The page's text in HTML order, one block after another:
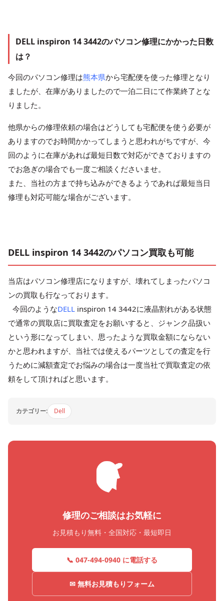
DELL inspiron 14 3442のパソコン修理にかかった日数
は？
今回のパソコン修理は熊本県から宅配便を使った修理となり
ましたが、在庫がありましたので一泊二日にて作業終了とな
りました。
他県からの修理依頼の場合はどうしても宅配便を使う必要が
ありますのでお時間かかってしまうと思われがちですが、今
回のように在庫があれば最短日数で対応ができておりますの
でお急ぎの場合でも一度ご相談くださいませ。
また、当社の方まで持ち込みができるようであれば最短当日
修理も対応可能な場合がございます。
DELL inspiron 14 3442のパソコン買取も可能
当店はパソコン修理店になりますが、壊れてしまったパソコ
ンの買取も行なっております。
今回のようなDELL inspiron 14 3442に液晶割れがある状態
で通常の買取店に買取査定をお願いすると、ジャンク品扱い
という形になってしまい、思ったような買取金額にならない
かと思われますが、当社では使えるパーツとしての査定を行
うために減額査定でお悩みの場合は一度当社で買取査定の依
頼をして頂ければと思います。
カテゴリー: Dell
修理のご相談はお気軽に
お見積もり無料・全国対応・最短即日
📞 047-494-0940 に電話する
✉ 無料お見積もりフォーム